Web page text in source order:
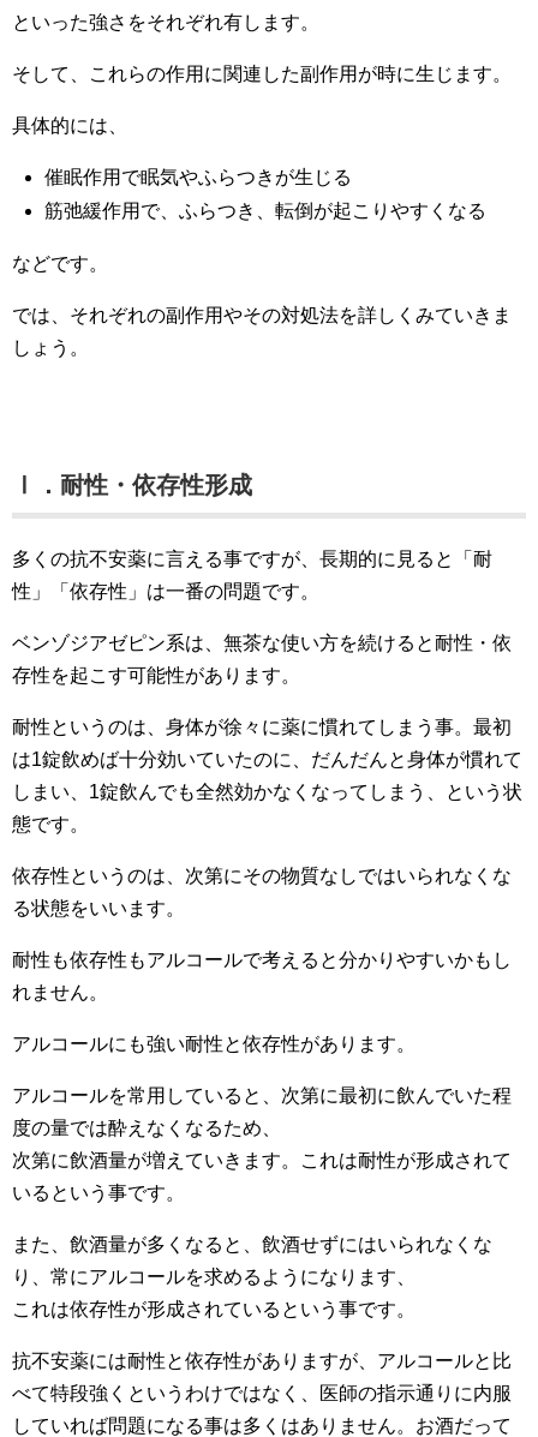
といった強さをそれぞれ有します。
そして、これらの作用に関連した副作用が時に生じます。
具体的には、
催眠作用で眠気やふらつきが生じる
筋弛緩作用で、ふらつき、転倒が起こりやすくなる
などです。
では、それぞれの副作用やその対処法を詳しくみていきま
しょう。
Ⅰ．耐性・依存性形成
多くの抗不安薬に言える事ですが、長期的に見ると「耐
性」「依存性」は一番の問題です。
ベンゾジアゼピン系は、無茶な使い方を続けると耐性・依
存性を起こす可能性があります。
耐性というのは、身体が徐々に薬に慣れてしまう事。最初
は1錠飲めば十分効いていたのに、だんだんと身体が慣れて
しまい、1錠飲んでも全然効かなくなってしまう、という状
態です。
依存性というのは、次第にその物質なしではいられなくな
る状態をいいます。
耐性も依存性もアルコールで考えると分かりやすいかもし
れません。
アルコールにも強い耐性と依存性があります。
アルコールを常用していると、次第に最初に飲んでいた程
度の量では酔えなくなるため、
次第に飲酒量が増えていきます。これは耐性が形成されて
いるという事です。
また、飲酒量が多くなると、飲酒せずにはいられなくな
り、常にアルコールを求めるようになります、
これは依存性が形成されているという事です。
抗不安薬には耐性と依存性がありますが、アルコールと比
べて特段強くというわけではなく、医師の指示通りに内服
していれば問題になる事は多くはありません。お酒だって